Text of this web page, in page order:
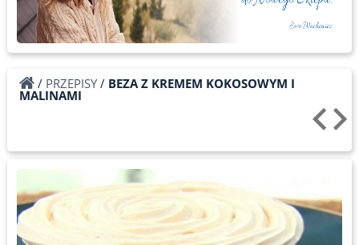
/ PRZEPISY/ BEZA Z KREMEM KOKOSOWYM I
MALINAMI